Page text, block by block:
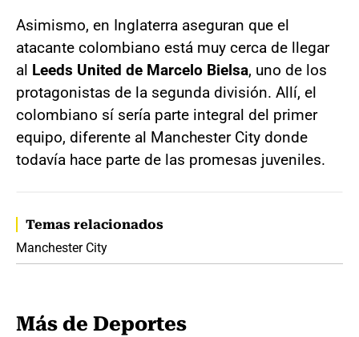
Asimismo, en Inglaterra aseguran que el
atacante colombiano está muy cerca de llegar
al Leeds United de Marcelo Bielsa, uno de los
protagonistas de la segunda división. Allí, el
colombiano sí sería parte integral del primer
equipo, diferente al Manchester City donde
todavía hace parte de las promesas juveniles.
Temas relacionados
Manchester City
Más de Deportes